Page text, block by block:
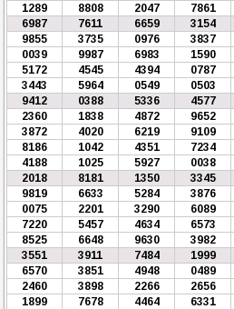
1289
8808 2047 7861
6987
7611 6659 3154
9855
3735 0976 3837
0039
9987 6983 1590
5172
4545 4394 0787
3443
5964 0549 0503
9412
0388 5336 4577
2360
1838 4872 9652
3872
4020 6219 9109
8186
1042 4351 7234
4188
1025 5927 0038
2018
8181 1350 3345
9819
6633 5284 3876
0075
2201 3290 6089
7220
5457 4634 6573
8525
6648 9630 3982
3551
3911 7484 1999
6570
3851 4948 0489
2460
3898 2266 2656
1899
7678 4464 6331